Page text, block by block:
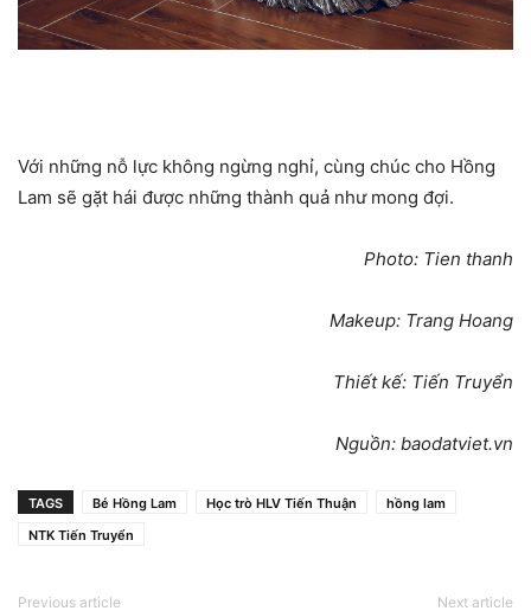
Với những nỗ lực không ngừng nghỉ, cùng chúc cho Hồng
Lam sẽ gặt hái được những thành quả như mong đợi.
Photo: Tien thanh
Makeup: Trang Hoang
Thiết kế: Tiến Truyển
Nguồn: baodatviet.vn
TAGS Bé Hồng Lam Học trò HLV Tiến Thuận
hồng lam
NTK Tiến Truyển
Previous article Next article